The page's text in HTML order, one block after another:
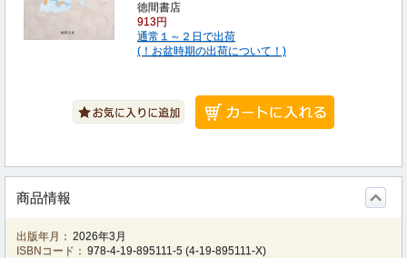
徳間書店
913円
通常１～２日で出荷
(！お盆時期の出荷について！)
商品情報
出版年月： 2026年3月
ISBNコード： 978-4-19-895111-5 (4-19-895111-X)